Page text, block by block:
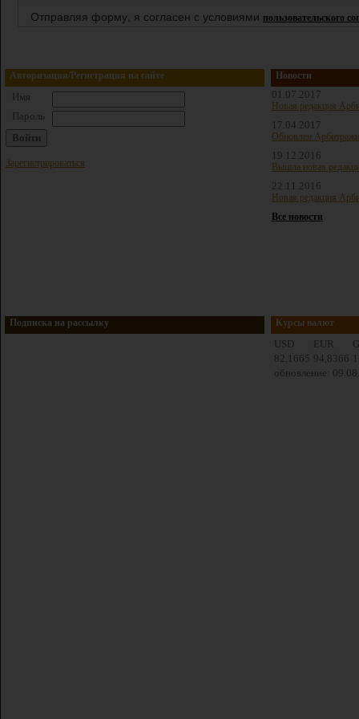
Отправляя форму, я согласен с условиями пользовательского
Авторизация/Регистрация на сайте
Имя
Пароль
Зарегистрироваться
Новости
01.07.2017
Новая редакция
17.04.2017
Обновлен
19.12.2016
Вышла новая
22.11.2016
Новая редакция
Все новости
Подписка на рассылку Курсы валют
USD EUR
82,1665 94,8366
обновление: